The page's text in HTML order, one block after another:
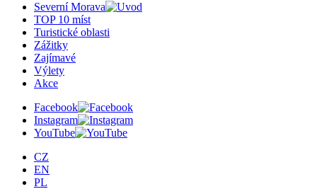
Severní Morava
TOP 10 míst
Turistické oblasti
Zážitky
Zajímavé
Výlety
Akce
Facebook
Instagram
YouTube
CZ
EN
PL